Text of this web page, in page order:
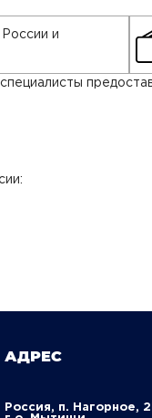
и
АДРЕС
Россия, п. Нагорное,